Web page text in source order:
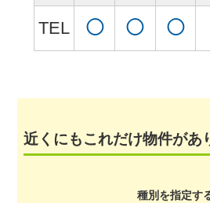
TEL ◯ ◯ ◯
近くにもこれだけ物件があ
種別を指定す